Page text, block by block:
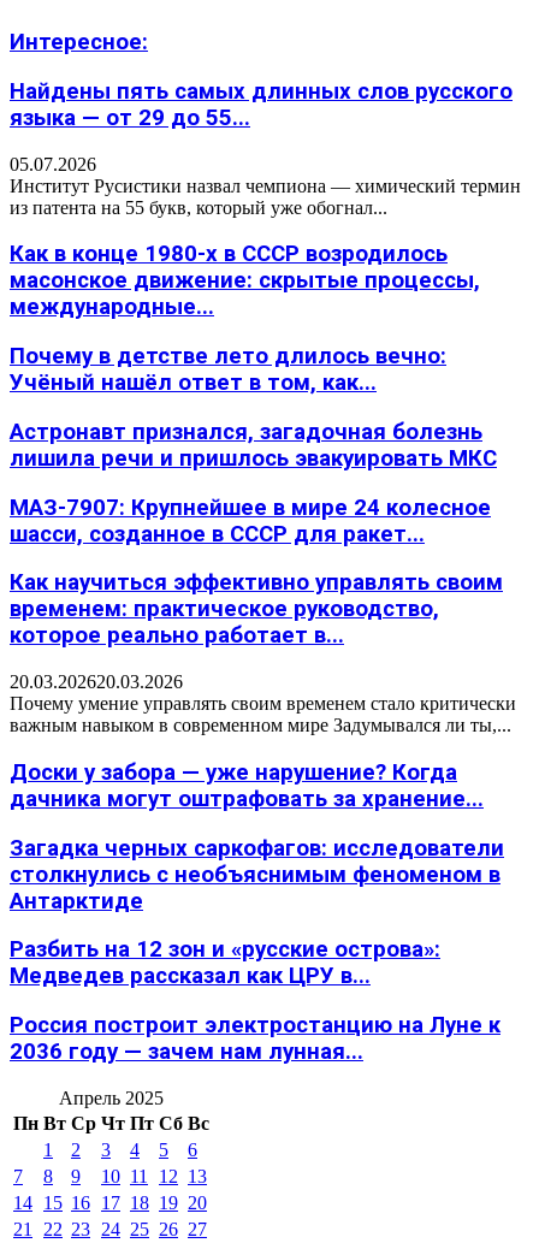
Интересное:
Найдены пять самых длинных слов русского
языка — от 29 до 55...
05.07.2026
Институт Русистики назвал чемпиона — химический термин
из патента на 55 букв, который уже обогнал...
Как в конце 1980-х в СССР возродилось
масонское движение: скрытые процессы,
международные...
Почему в детстве лето длилось вечно:
Учёный нашёл ответ в том, как...
Астронавт признался, загадочная болезнь
лишила речи и пришлось эвакуировать МКС
МАЗ-7907: Крупнейшее в мире 24 колесное
шасси, созданное в СССР для ракет...
Как научиться эффективно управлять своим
временем: практическое руководство,
которое реально работает в...
20.03.202620.03.2026
Почему умение управлять своим временем стало критически
важным навыком в современном мире Задумывался ли ты,...
Доски у забора — уже нарушение? Когда
дачника могут оштрафовать за хранение...
Загадка черных саркофагов: исследователи
столкнулись с необъяснимым феноменом в
Антарктиде
Разбить на 12 зон и «русские острова»:
Медведев рассказал как ЦРУ в...
Россия построит электростанцию на Луне к
2036 году — зачем нам лунная...
Апрель 2025
Пн Вт Ср Чт Пт Сб Вс
1
2 3 4 5
6
7
8 9 10 11 12 13
14 15 16 17 18 19 20
21
22 23 24 25 26 27